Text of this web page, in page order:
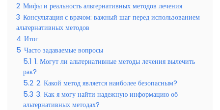
2 Мифы и реальность альтернативных методов лечения
3 Консультация с врачом: важный шаг перед использованием
альтернативных методов
4 Итог
5 Часто задаваемые вопросы
5.1 1. Могут ли альтернативные методы лечения вылечить
рак?
5.2 2. Какой метод является наиболее безопасным?
5.3 3. Как я могу найти надежную информацию об
альтернативных методах?